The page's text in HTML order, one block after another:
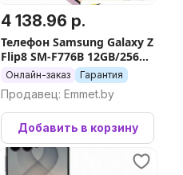
4 138.96 р.
Телефон Samsung Galaxy Z
Flip8 SM-F776B 12GB/256GB
(розовый)
Онлайн-заказ Гарантия
Продавец: Emmet.by
Добавить в корзину